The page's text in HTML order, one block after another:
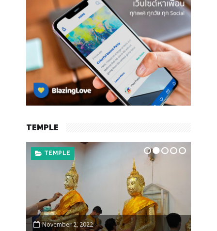
TEMPLE
TEMPLE
November 2, 2022